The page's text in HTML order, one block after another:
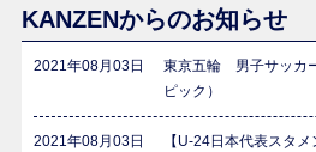
KANZENからのお知らせ
2021年08月03日
東京五輪 男子サッカ
ピック）
2021年08月03日
【U-24日本代表スタ